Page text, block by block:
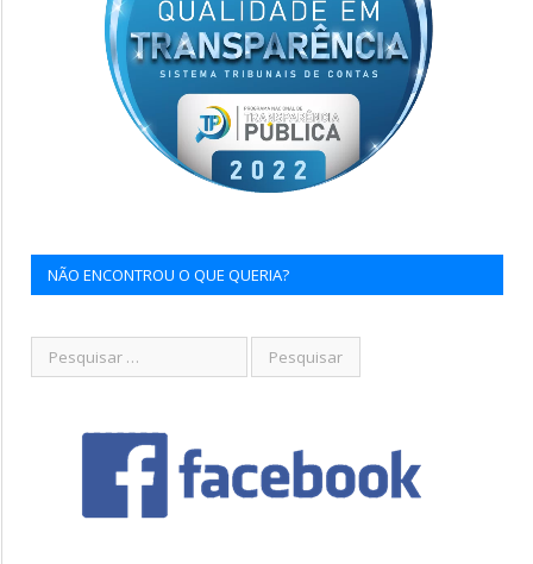
NÃO ENCONTROU O QUE QUERIA?